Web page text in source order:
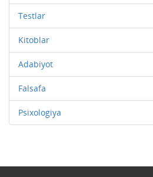
Testlar
Kitoblar
Adabiyot
Falsafa
Psixologiya